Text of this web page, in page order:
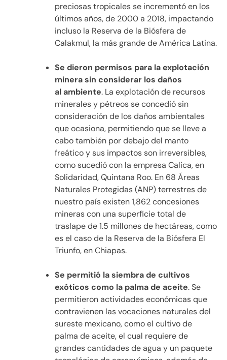
preciosas tropicales se incrementó en los
últimos años, de 2000 a 2018, impactando
incluso la Reserva de la Biósfera de
Calakmul, la más grande de América Latina.
Se dieron permisos para la explotación
minera sin considerar los daños
alambiente. La explotación de recursos
minerales y pétreos se concedió sin
consideración de los daños ambientales
que ocasiona, permitiendo que se lleve a
cabo también por debajo del manto
freático y sus impactos son irreversibles,
como sucedió con la empresa Calica, en
Solidaridad, Quintana Roo. En 68 Áreas
Naturales Protegidas (ANP) terrestres de
nuestro país existen 1,862 concesiones
mineras con una superficie total de
traslape de 1.5 millones de hectáreas, como
es el caso de la Reserva de la Biósfera El
Triunfo, en Chiapas.
Se permitió la siembra de cultivos
exóticos como la palma de aceite. Se
permitieron actividades económicas que
contravienen las vocaciones naturales del
sureste mexicano, como el cultivo de
palma de aceite, el cual requiere de
grandes cantidades de agua y un paquete